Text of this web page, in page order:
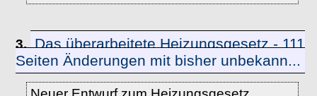
3. Das überarbeitete Heizungsgesetz - 111
Seiten Änderungen mit bisher unbekann...